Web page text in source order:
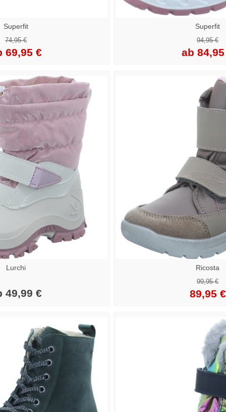
Superfit
74,95 €
69,95 €
Superfit
94,95 €
ab
Lurchi
49,99 €
Ricosta
99,95 €
89,95 €